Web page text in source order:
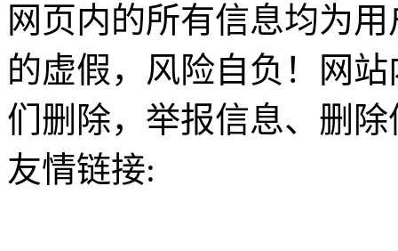
网页内的所有信息均为
的虚假，风险自负！网
们删除，举报信息、删
友情链接: